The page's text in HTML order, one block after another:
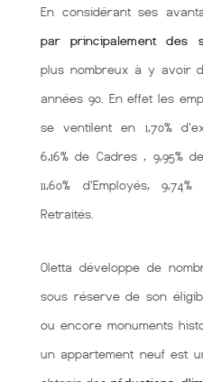
En considérant ses
par principalement des
plus nombreux à y avoir
années 90. En effet les
se ventilent en 1,70%
6,16% de Cadres , 9,95%
11,60% d'Employés,
Retraités.
Oletta développe de
sous réserve de son
ou encore monuments
un appartement neuf est